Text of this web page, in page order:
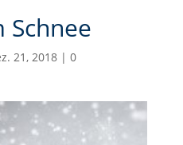
Schnee
21, 2018| 0